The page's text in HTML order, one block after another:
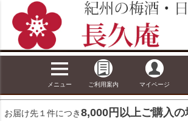
メニュー ご利用案内 マイページ
お届け先１件につき8,000円以上ご購入の